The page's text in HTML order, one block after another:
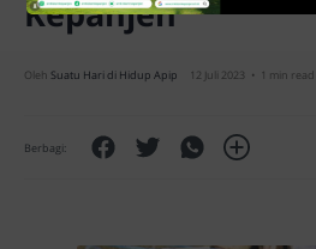
Kepanjen
1 min read